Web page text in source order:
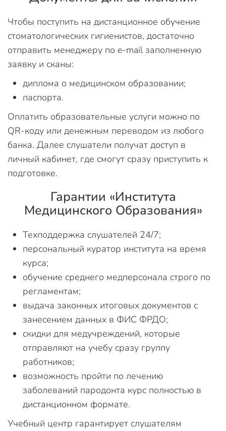
Чтобы поступить на дистанционное обучение
стоматологических гигиенистов, достаточно
отправить менеджеру по e-mail заполненную
заявку и сканы:
диплома о медицинском образовании;
паспорта.
Оплатить образовательные услуги можно по
QR-коду или денежным переводом из любого
банка. Далее слушатели получат доступ в
личный кабинет, где смогут сразу приступить к
подготовке.
Гарантии «Института
Медицинского Образования»
Техподдержка слушателей 24/7;
персональный куратор института на время
курса;
обучение среднего медперсонала строго по
регламентам;
выдача законных итоговых документов с
занесением данных в ФИС ФРДО;
скидки для медучреждений, которые
отправляют на учебу сразу группу
работников;
возможность пройти по лечению
заболеваний пародонта курс полностью в
дистанционном формате.
Учебный центр гарантирует слушателям